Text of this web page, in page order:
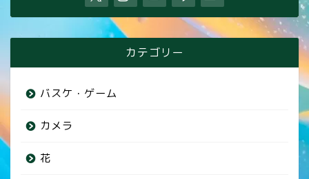
カテゴリー
バスケ・ゲーム
カメラ
花